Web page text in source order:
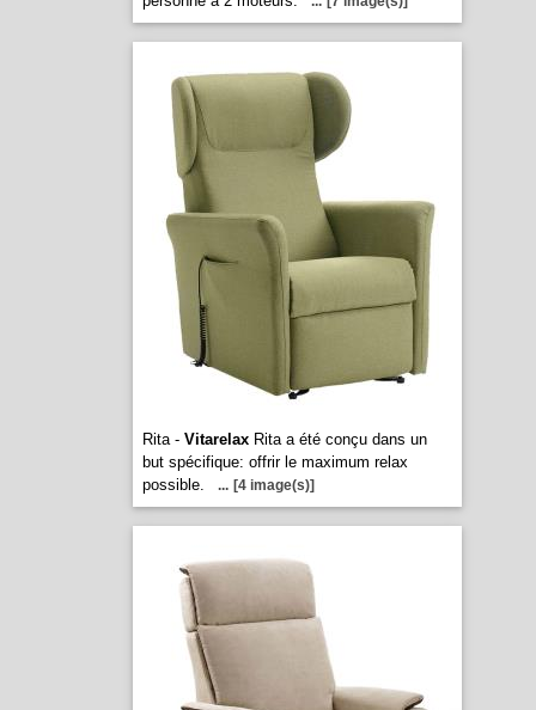
Rita - VitarelaxRita a été conçu dans un
but spécifique: offrir le maximum relax
possible.
... [4 image(s)]